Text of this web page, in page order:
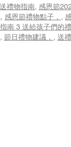
禮物指南, 感恩節
, 感恩節禮物點子， ,
南 3 送給孩子們的
, 節日禮物建議， , 送